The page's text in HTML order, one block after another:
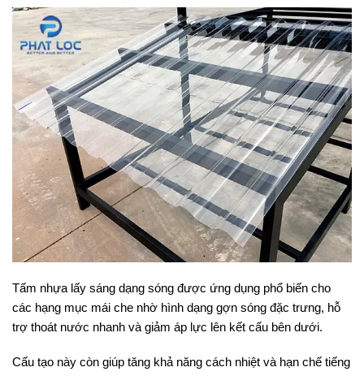
Tấm nhựa lấy sáng dạng sóng được ứng dụng phổ biến cho
các hạng mục mái che nhờ hình dạng gợn sóng đặc trưng, hỗ
trợ thoát nước nhanh và giảm áp lực lên kết cấu bên dưới.
Cấu tạo này còn giúp tăng khả năng cách nhiệt và hạn chế tiếng